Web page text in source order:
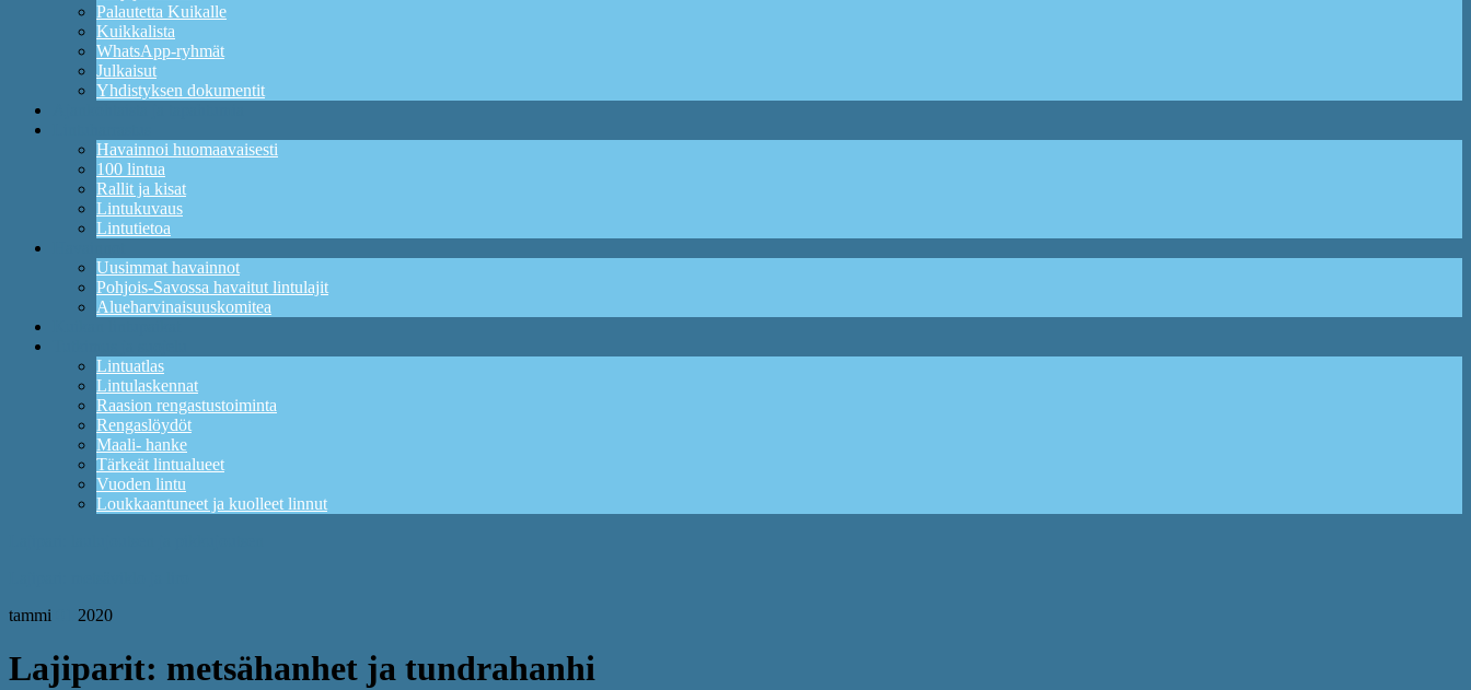
Palautetta Kuikalle
Kuikkalista
WhatsApp-ryhmät
Julkaisut
Yhdistyksen dokumentit
Havainnoi huomaavaisesti
100 lintua
Rallit ja kisat
Lintukuvaus
Lintutietoa
Uusimmat havainnot
Pohjois-Savossa havaitut lintulajit
Alueharvinaisuuskomitea
Lintuatlas
Lintulaskennat
Raasion rengastustoiminta
Rengaslöydöt
Maali- hanke
Tärkeät lintualueet
Vuoden lintu
Loukkaantuneet ja kuolleet linnut
tammi
2020
Lajiparit: metsähanhet ja tundrahanhi